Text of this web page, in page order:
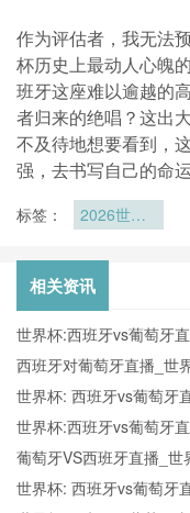
作为评估者，我无法
杯历史上最动人心魄
班牙这座难以逾越的
者归来的绝唱？这出
不及待地想要看到，
强，去书写自己的命
标签：
2026世界
择：球队扎
堆东海岸还
是西海岸？
相关资讯
世界杯:西班牙vs葡萄牙
今日西班牙vs葡萄牙直
西班牙对葡萄牙直播_世
界杯西班牙对葡萄牙直
世界杯: 西班牙vs葡萄牙
葡萄牙CCTV5直播入口-
世界杯:西班牙vs葡萄牙
今日西班牙vs葡萄牙直
葡萄牙VS西班牙直播_
牙在线高清直播
世界杯: 西班牙vs葡萄牙